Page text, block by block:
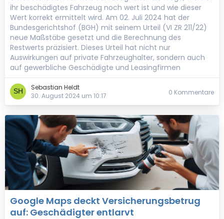
ihr beschädigtes Fahrzeug noch wert ist und wie dieser
Wert korrekt ermittelt wird. Am 02. Juli 2024 hat der
Bundesgerichtshof (BGH) mit seinem Urteil (VI ZR 211/22)
neue Maßstäbe gesetzt und die Berechnung des
Restwerts präzisiert. Dieses Urteil hat nicht nur
Auswirkungen auf private Fahrzeughalter, sondern auch
auf gewerbliche Geschädigte und Leasingfirmen
Sebastian Heldt
30. August 2024 um 10:17
0 Kommentare
Google Maps deckt Versicherungsbetrug
auf: Geschädigter entlarvt